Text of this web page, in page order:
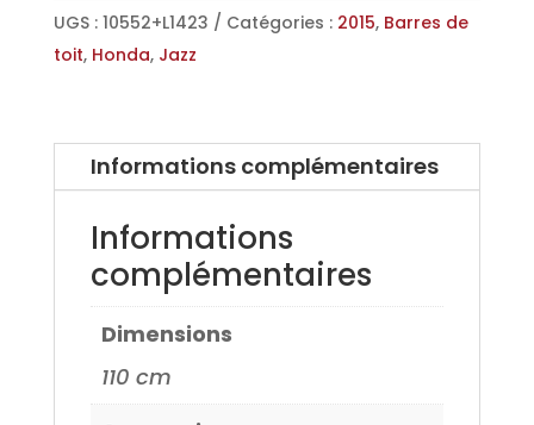
Acier
pour
15>
UGS : 10552+L1423 Catégories : 2015, Barres de
toit, Honda, Jazz
Informations complémentaires
Informations
complémentaires
Dimensions
110 cm